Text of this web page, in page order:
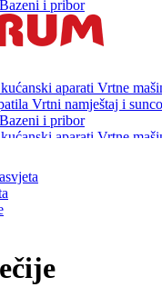
Bazeni i pribor
aparati Vrtne
Vrtni namještaj i
Bazeni i pribor
aparati Vrtne
Bazeni i pribor